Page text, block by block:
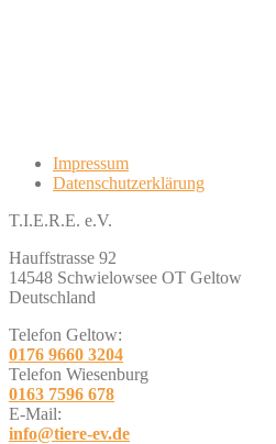
Impressum
Datenschutzerklärung
T.I.E.R.E. e.V.
Hauffstrasse 92
14548 Schwielowsee OT Geltow
Deutschland
Telefon Geltow:
0176 9660 3204
Telefon Wiesenburg
0163 7596 678
E-Mail:
info@tiere-ev.de